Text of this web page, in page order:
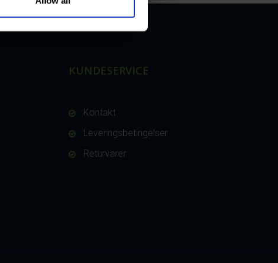
KUNDESERVICE
Kontakt
Leveringsbetingelser
Returvarer